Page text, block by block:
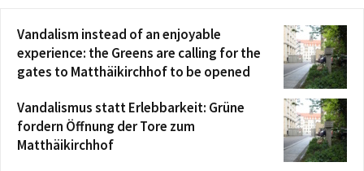
Vandalism instead of an enjoyable
experience: the Greens are calling for the
gates to Matthäikirchhof to be opened
Vandalismus statt Erlebbarkeit: Grüne
fordern Öffnung der Tore zum
Matthäikirchhof